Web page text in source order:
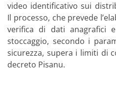
video identificativo sui
Il processo, che prevede
verifica di dati anagrafici
stoccaggio, secondo i
sicurezza, supera i limiti di
decreto Pisanu.